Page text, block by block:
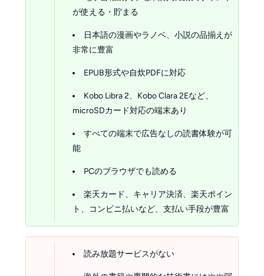
が使える・貯まる
日本語の漫画やラノベ、小説の品揃えが
非常に豊富
EPUB形式や自炊PDFに対応
Kobo Libra 2、Kobo Clara 2Eなど、
microSDカード対応の端末あり
すべての端末で広告なしの読書体験が可
能
PCのブラウザでも読める
楽天カード、キャリア決済、楽天ポイン
ト、コンビニ払いなど、支払い手段が豊富
読み放題サービスがない